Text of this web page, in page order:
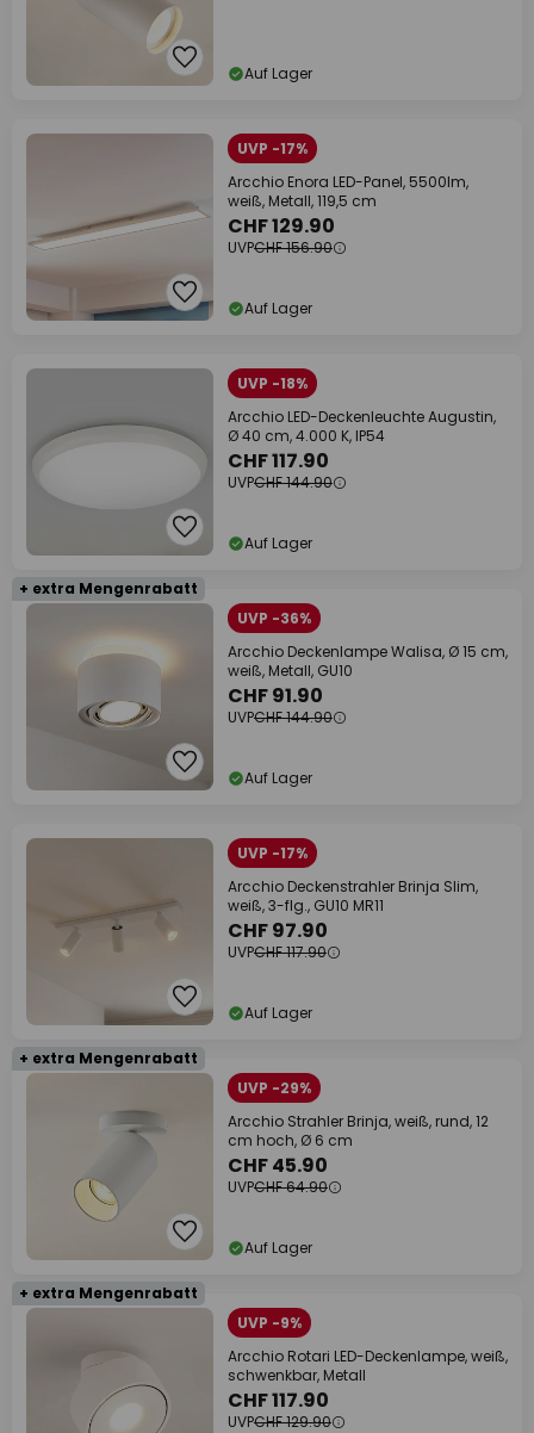
Auf Lager
UVP -17%
Arcchio Enora LED-Panel, 5500lm,
weiß, Metall, 119,5 cm
CHF 129.90
UVPCHF 156.90
Auf Lager
UVP -18%
Arcchio LED-Deckenleuchte Augustin,
Ø 40 cm, 4.000 K, IP54
CHF 117.90
UVPCHF 144.90
Auf Lager
+ extra Mengenrabatt
UVP -36%
Arcchio Deckenlampe Walisa, Ø 15 cm,
weiß, Metall, GU10
CHF 91.90
UVPCHF 144.90
Auf Lager
UVP -17%
Arcchio Deckenstrahler Brinja Slim,
weiß, 3-flg., GU10 MR11
CHF 97.90
UVPCHF 117.90
Auf Lager
+ extra Mengenrabatt
UVP -29%
Arcchio Strahler Brinja, weiß, rund, 12
cm hoch, Ø 6 cm
CHF 45.90
UVPCHF 64.90
Auf Lager
+ extra Mengenrabatt
UVP -9%
Arcchio Rotari LED-Deckenlampe, weiß,
schwenkbar, Metall
CHF 117.90
UVPCHF 129.90